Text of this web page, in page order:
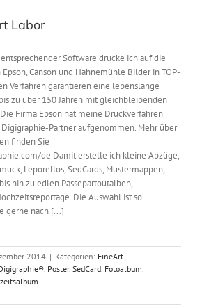
Labor
Software drucke ich auf die
Canson und Hahnemühle Bilder in TOP-
Verfahren garantieren eine lebenslange
zu über 150 Jahren mit gleichbleibenden
Firma Epson hat meine Druckverfahren
Partner aufgenommen. Mehr über
finden Sie
de Damit erstelle ich kleine Abzüge,
Leporellos, SedCards, Mustermappen,
hin zu edlen Passepartoutalben,
Die Auswahl ist so
gerne nach [...]
2014 | Kategorien: FineArt-
, Poster, SedCard, Fotoalbum,